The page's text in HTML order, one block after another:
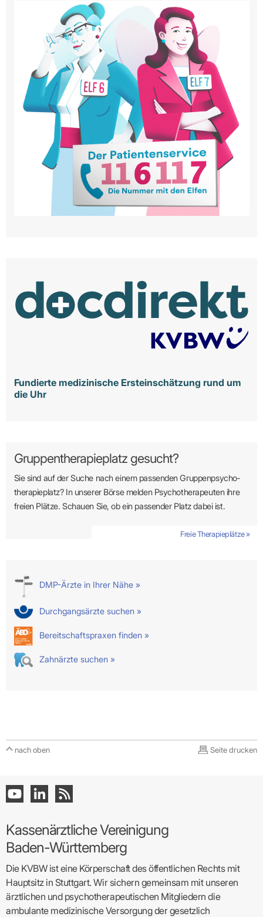
Fundierte medizinische Ersteinschätzung rund um
die Uhr
Gruppentherapieplatz gesucht?
Sie sind auf der Suche nach einem passenden Gruppen­psycho­
therapie­platz? In unserer Börse melden Psycho­­thera­­peuten ihre
freien Plätze. Schauen Sie, ob ein passender Platz dabei ist.
Freie Therapieplätze »
DMP-Ärzte in Ihrer Nähe »
Durchgangsärzte suchen »
Bereitschaftspraxen finden »
Zahnärzte suchen »
nach oben Seite drucken
Kassenärztliche Vereinigung
Baden-Württemberg
Die KVBW ist eine Körperschaft des öffentlichen Rechts mit
Hauptsitz in Stuttgart. Wir sichern gemeinsam mit unseren
ärztlichen und psychotherapeutischen Mitgliedern die
ambulante medizinische Versorgung der gesetzlich